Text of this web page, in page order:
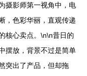
摄影师第一视角中，电
，色彩华丽，直观传递
核心卖点。\n\n昔日的
摆放，背景不过是简单
突出了产品，但却拖